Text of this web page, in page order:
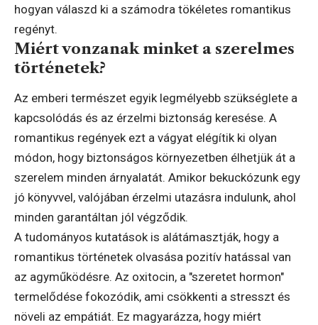
hogyan válaszd ki a számodra tökéletes romantikus
regényt.
Miért vonzanak minket a szerelmes
történetek?
Az emberi természet egyik legmélyebb szükséglete a
kapcsolódás és az érzelmi biztonság keresése. A
romantikus regények ezt a vágyat elégítik ki olyan
módon, hogy biztonságos környezetben élhetjük át a
szerelem minden árnyalatát. Amikor bekuckózunk egy
jó könyvvel, valójában érzelmi utazásra indulunk, ahol
minden garantáltan jól végződik.
A tudományos kutatások is alátámasztják, hogy a
romantikus történetek olvasása pozitív hatással van
az agyműködésre. Az oxitocin, a "szeretet hormon"
termelődése fokozódik, ami csökkenti a stresszt és
növeli az empátiát. Ez magyarázza, hogy miért